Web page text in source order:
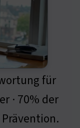
für
· 70% der